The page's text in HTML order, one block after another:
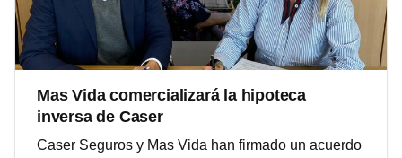
Mas Vida comercializará la hipoteca
inversa de Caser
Caser Seguros y Mas Vida han firmado un acuerdo